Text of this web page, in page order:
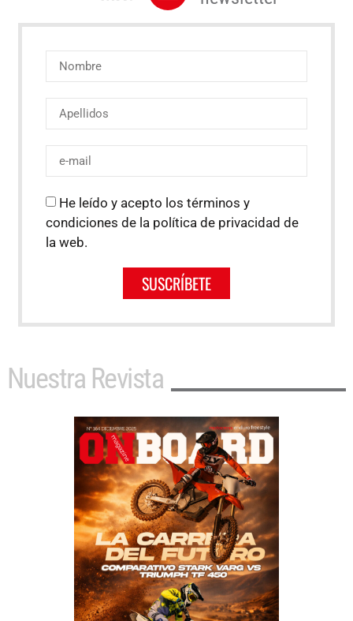
He leído y acepto los términos y
condiciones de la política de privacidad de
la web.
SUSCRÍBETE
Nuestra Revista